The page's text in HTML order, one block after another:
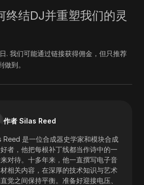
终结DJ并重塑我们的灵
. 我们可能通过链接获得佣金，但只推荐
到。
作者 Silas Reed
Reed 是一位合成器史学家和模块合成
者，他把每根补丁线都当作诗中的一
对待。十多年来，他一直撰写电子音
相关内容，在深厚的技术知识与艺术
觉之间保持平衡。准备好迎接电压、